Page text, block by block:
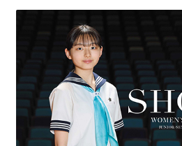
群馬大学共同教育学部附属中学校
ブックマークした学校